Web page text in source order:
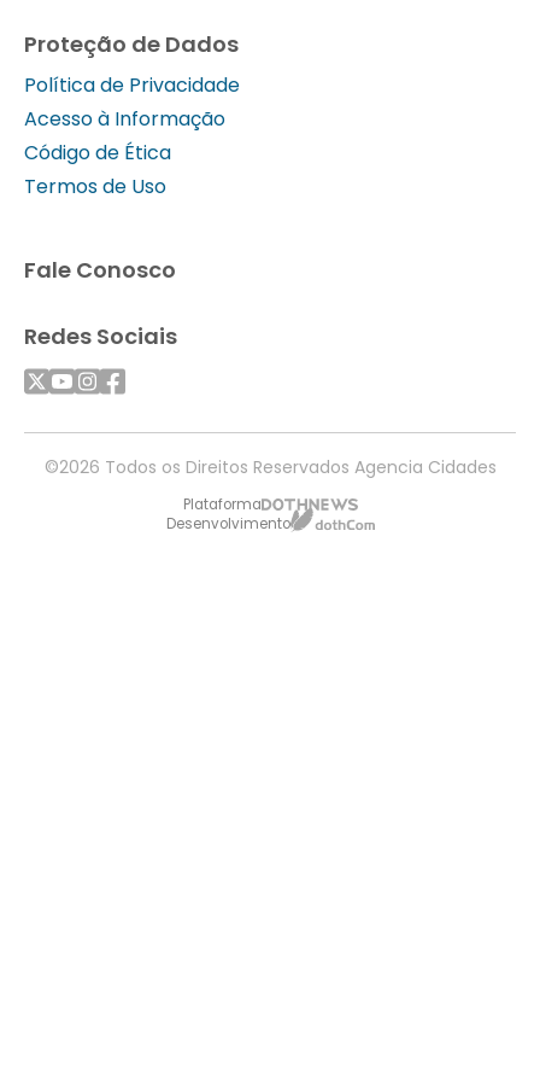
Proteção de Dados
Política de Privacidade
Acesso à Informação
Código de Ética
Termos de Uso
Fale Conosco
Redes Sociais
©2026 Todos os Direitos Reservados Agencia Cidades
Plataforma
Desenvolvimento